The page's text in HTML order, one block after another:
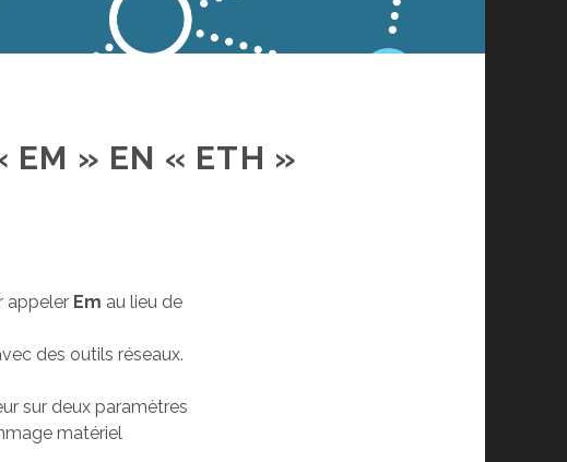
EM » EN « ETH »
appeler Em au lieu de
des outils réseaux.
sur deux paramètres
matériel